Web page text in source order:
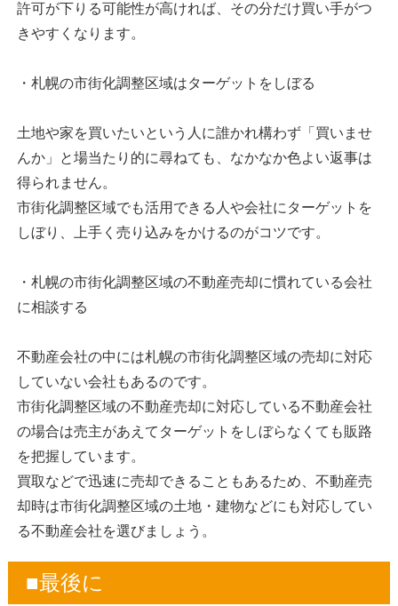
許可が下りる可能性が高ければ、その分だけ買い手がつ
きやすくなります。
・札幌の市街化調整区域はターゲットをしぼる
土地や家を買いたいという人に誰かれ構わず「買いませ
んか」と場当たり的に尋ねても、なかなか色よい返事は
得られません。
市街化調整区域でも活用できる人や会社にターゲットを
しぼり、上手く売り込みをかけるのがコツです。
・札幌の市街化調整区域の不動産売却に慣れている会社
に相談する
不動産会社の中には札幌の市街化調整区域の売却に対応
していない会社もあるのです。
市街化調整区域の不動産売却に対応している不動産会社
の場合は売主があえてターゲットをしぼらなくても販路
を把握しています。
買取などで迅速に売却できることもあるため、不動産売
却時は市街化調整区域の土地・建物などにも対応してい
る不動産会社を選びましょう。
■最後に